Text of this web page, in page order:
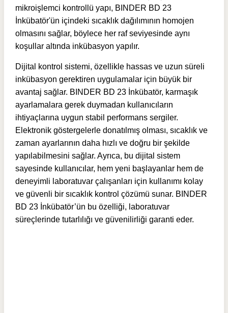
mikroişlemci kontrollü yapı, BINDER BD 23
İnkübatör'ün içindeki sıcaklık dağılımının homojen
olmasını sağlar, böylece her raf seviyesinde aynı
koşullar altında inkübasyon yapılır.
Dijital kontrol sistemi, özellikle hassas ve uzun süreli
inkübasyon gerektiren uygulamalar için büyük bir
avantaj sağlar. BINDER BD 23 İnkübatör, karmaşık
ayarlamalara gerek duymadan kullanıcıların
ihtiyaçlarına uygun stabil performans sergiler.
Elektronik göstergelerle donatılmış olması, sıcaklık ve
zaman ayarlarının daha hızlı ve doğru bir şekilde
yapılabilmesini sağlar. Ayrıca, bu dijital sistem
sayesinde kullanıcılar, hem yeni başlayanlar hem de
deneyimli laboratuvar çalışanları için kullanımı kolay
ve güvenli bir sıcaklık kontrol çözümü sunar. BINDER
BD 23 İnkübatör’ün bu özelliği, laboratuvar
süreçlerinde tutarlılığı ve güvenilirliği garanti eder.